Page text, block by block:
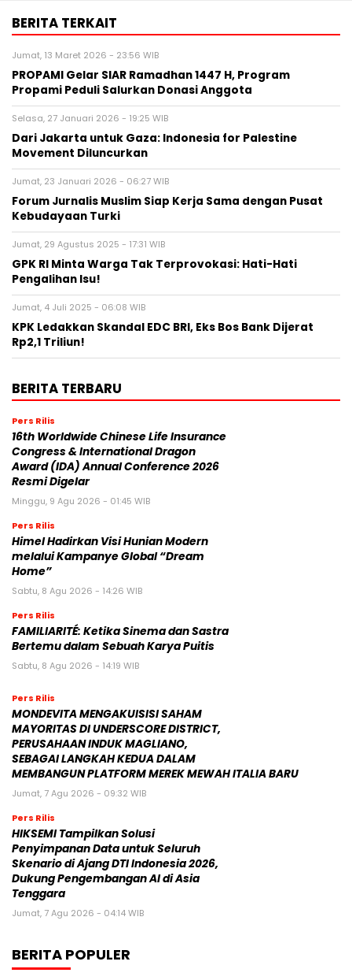
BERITA TERKAIT
Jumat, 13 Maret 2026 - 23:56 WIB
PROPAMI Gelar SIAR Ramadhan 1447 H, Program
Propami Peduli Salurkan Donasi Anggota
Selasa, 27 Januari 2026 - 19:25 WIB
Dari Jakarta untuk Gaza: Indonesia for Palestine
Movement Diluncurkan
Jumat, 23 Januari 2026 - 06:27 WIB
Forum Jurnalis Muslim Siap Kerja Sama dengan Pusat
Kebudayaan Turki
Jumat, 29 Agustus 2025 - 17:31 WIB
GPK RI Minta Warga Tak Terprovokasi: Hati-Hati
Pengalihan Isu!
Jumat, 4 Juli 2025 - 06:08 WIB
KPK Ledakkan Skandal EDC BRI, Eks Bos Bank Dijerat
Rp2,1 Triliun!
BERITA TERBARU
Pers Rilis
16th Worldwide Chinese Life Insurance
Congress & International Dragon
Award (IDA) Annual Conference 2026
Resmi Digelar
Minggu, 9 Agu 2026 - 01:45 WIB
Pers Rilis
Himel Hadirkan Visi Hunian Modern
melalui Kampanye Global “Dream
Home”
Sabtu, 8 Agu 2026 - 14:26 WIB
Pers Rilis
FAMILIARITÉ: Ketika Sinema dan Sastra
Bertemu dalam Sebuah Karya Puitis
Sabtu, 8 Agu 2026 - 14:19 WIB
Pers Rilis
MONDEVITA MENGAKUISISI SAHAM
MAYORITAS DI UNDERSCORE DISTRICT,
PERUSAHAAN INDUK MAGLIANO,
SEBAGAI LANGKAH KEDUA DALAM
MEMBANGUN PLATFORM MEREK MEWAH ITALIA BARU
Jumat, 7 Agu 2026 - 09:32 WIB
Pers Rilis
HIKSEMI Tampilkan Solusi
Penyimpanan Data untuk Seluruh
Skenario di Ajang DTI Indonesia 2026,
Dukung Pengembangan AI di Asia
Tenggara
Jumat, 7 Agu 2026 - 04:14 WIB
BERITA POPULER